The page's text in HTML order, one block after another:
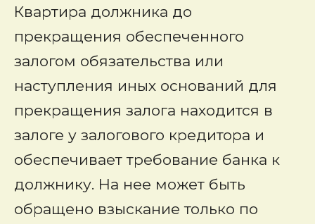
Квартира должника до
прекращения обеспеченного
залогом обязательства или
наступления иных оснований для
прекращения залога находится в
залоге у залогового кредитора и
обеспечивает требование банка к
должнику. На нее может быть
обращено взыскание только по